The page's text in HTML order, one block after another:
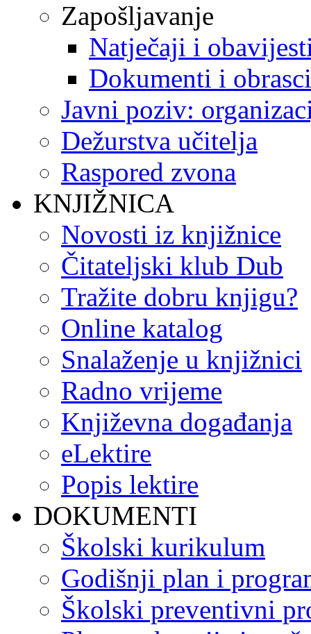
Zapošljavanje
Natječaji i
Dokumenti i obrasci
Javni poziv:
Dežurstva učitelja
Raspored zvona
KNJIŽNICA
Novosti iz knjižnice
Čitateljski klub Dub
Tražite dobru knjigu?
Online katalog
Snalaženje u knjižnici
Radno vrijeme
Književna događanja
eLektire
Popis lektire
DOKUMENTI
Školski kurikulum
Godišnji plan i
Školski preventivni